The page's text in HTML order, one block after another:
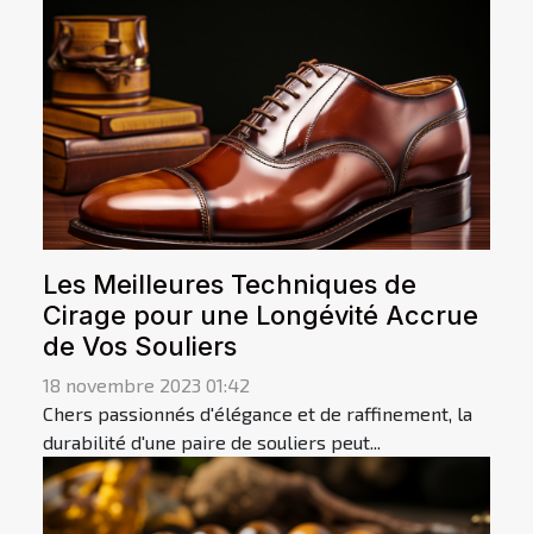
Les Meilleures Techniques de
Cirage pour une Longévité Accrue
de Vos Souliers
18 novembre 2023 01:42
Chers passionnés d'élégance et de raffinement, la
durabilité d'une paire de souliers peut...